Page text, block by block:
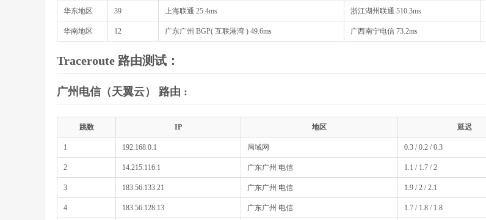
华东地区 39 上海联通 25.4ms 浙江湖州联通 510.3ms
华南地区 12 广东广州 BGP( 互联港湾 ) 49.6ms 广西南宁电信 73.2ms
Traceroute 路由测试：
广州电信（天翼云） 路由 :
跳数 IP 地区 延迟
1 192.168.0.1 局域网 0.3 / 0.2 / 0.3
2 14.215.116.1 广东广州 电信 1.1 / 1.7 / 2
3 183.56.133.21 广东广州 电信 1.9 / 2 / 2.1
4 183.56.128.13 广东广州 电信 1.7 / 1.8 / 1.8